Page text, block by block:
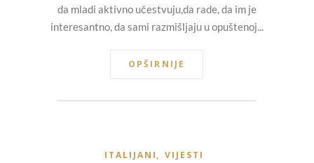
da mladi aktivno učestvuju,da rade, da im je
interesantno, da sami razmišljaju u opuštenoj...
OPŠIRNIJE
ITALIJANI, VIJESTI